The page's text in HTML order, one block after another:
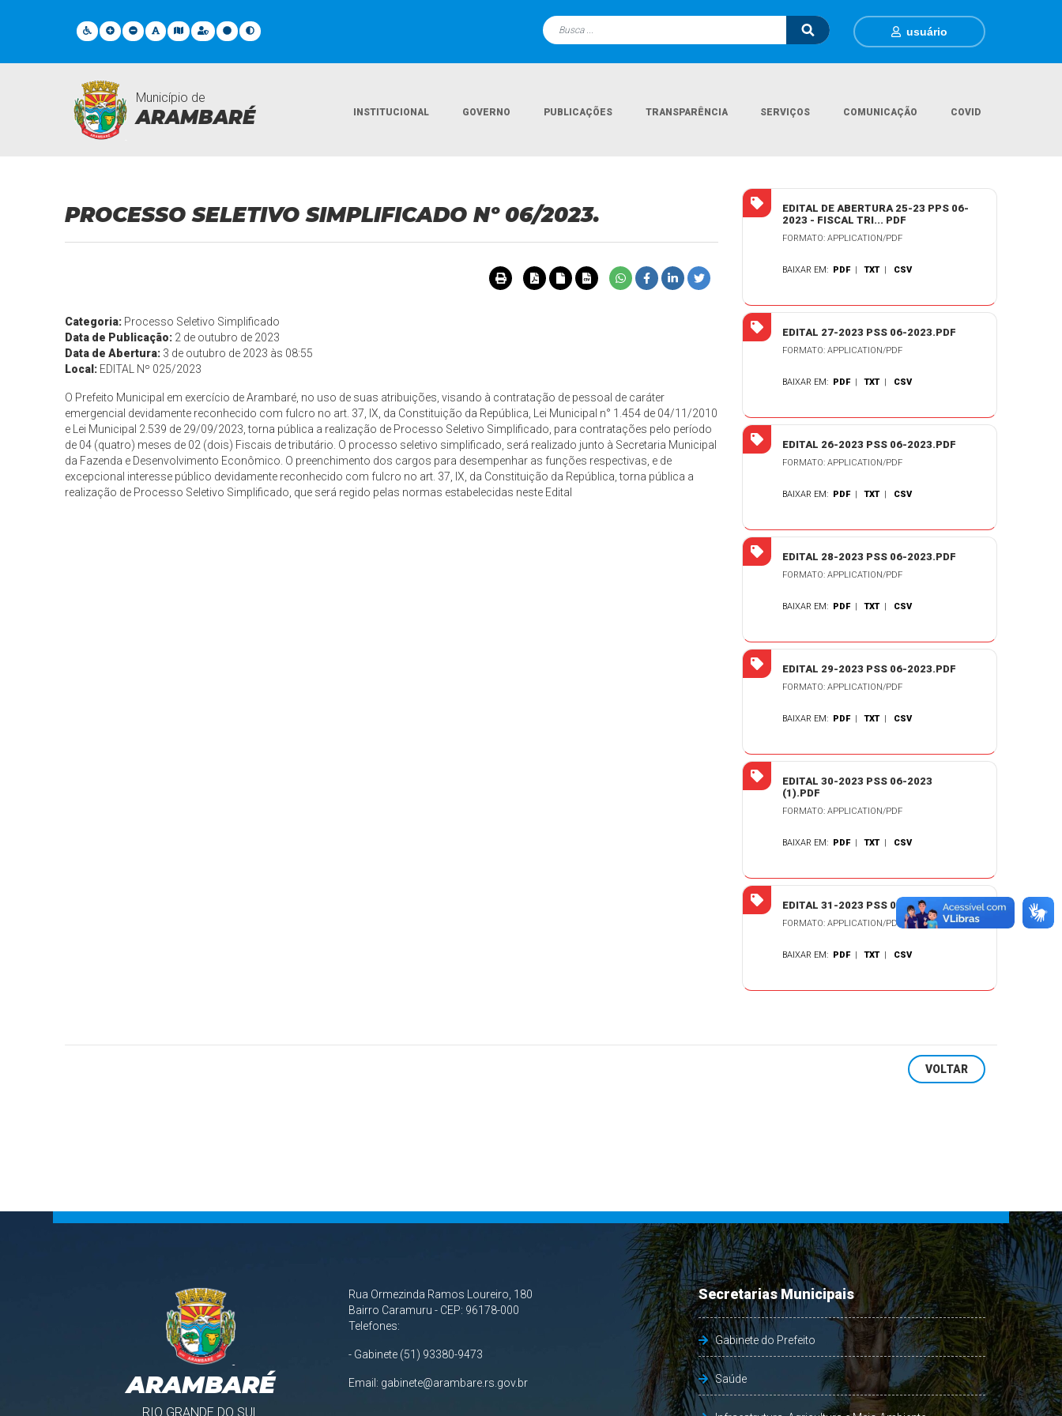
usuário
Município de
ARAMBARÉ INSTITUCIONAL GOVERNO PUBLICAÇÕES TRANSPARÊNCIA SERVIÇOS COMUNICAÇÃO COVID
Contratações
PROCESSO SELETIVO SIMPLIFICADO Nº 06/2023.
Categoria: Processo Seletivo Simplificado
Data de Publicação: 2 de outubro de 2023
Data de Abertura: 3 de outubro de 2023 às 08:55
Local: EDITAL Nº 025/2023
O Prefeito Municipal em exercício de Arambaré, no uso de suas atribuições, visando à contratação de pessoal de caráter
emergencial devidamente reconhecido com fulcro no art. 37, IX, da Constituição da República, Lei Municipal n° 1.454 de 04/11/2010
e Lei Municipal 2.539 de 29/09/2023, torna pública a realização de Processo Seletivo Simplificado, para contratações pelo período
de 04 (quatro) meses de 02 (dois) Fiscais de tributário. O processo seletivo simplificado, será realizado junto à Secretaria Municipal
da Fazenda e Desenvolvimento Econômico. O preenchimento dos cargos para desempenhar as funções respectivas, e de
excepcional interesse público devidamente reconhecido com fulcro no art. 37, IX, da Constituição da República, torna pública a
realização de Processo Seletivo Simplificado, que será regido pelas normas estabelecidas neste Edital
EDITAL DE ABERTURA 25-23 PPS 06-
2023 - FISCAL TRI... PDF
FORMATO: APPLICATION/PDF
BAIXAR EM: PDF |TXT | CSV
EDITAL 27-2023 PSS 06-2023.PDF
FORMATO: APPLICATION/PDF
BAIXAR EM: PDF |TXT | CSV
EDITAL 26-2023 PSS 06-2023.PDF
FORMATO: APPLICATION/PDF
BAIXAR EM: PDF |TXT | CSV
EDITAL 28-2023 PSS 06-2023.PDF
FORMATO: APPLICATION/PDF
BAIXAR EM: PDF |TXT | CSV
EDITAL 29-2023 PSS 06-2023.PDF
FORMATO: APPLICATION/PDF
BAIXAR EM: PDF |TXT | CSV
EDITAL 30-2023 PSS 06-2023
(1).PDF
FORMATO: APPLICATION/PDF
BAIXAR EM: PDF |TXT | CSV
EDITAL 31-2023 PSS 06-2023.PDF
FORMATO: APPLICATION/PDF
BAIXAR EM: PDF |TXT | CSV
VOLTAR
ARAMBARÉ
RIO GRANDE DO SUL
Rua Ormezinda Ramos Loureiro, 180
Bairro Caramuru - CEP: 96178-000
Telefones:
- Gabinete (51) 93380-9473
Email: gabinete@arambare.rs.gov.br
Secretarias Municipais
Gabinete do Prefeito
Saúde